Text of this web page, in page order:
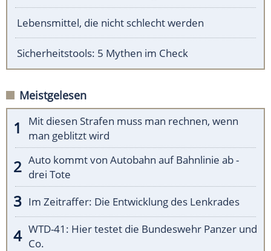
Lebensmittel, die nicht schlecht werden
Sicherheitstools: 5 Mythen im Check
Meistgelesen
Mit diesen Strafen muss man rechnen, wenn
man geblitzt wird
Auto kommt von Autobahn auf Bahnlinie ab -
drei Tote
Im Zeitraffer: Die Entwicklung des Lenkrades
WTD-41: Hier testet die Bundeswehr Panzer und
Co.